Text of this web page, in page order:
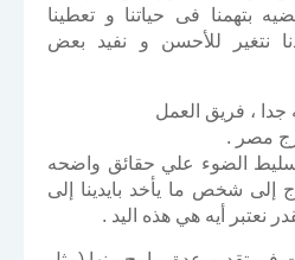
بتهمنا فى حياتنا و تعطينا
نتغير للأحسن و نفيد بعض
، فريق العمل
مصر .
الضوء علي حقائق واضحه
إلى شخص ما يأخد بايدينا إلى
نعتبر أيه هي هذه اليد .